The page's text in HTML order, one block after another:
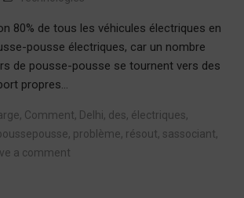
80% de tous les véhicules électriques en
pousse électriques, car un nombre
de pousse-pousse se tournent vers des
propres…
, Comment, Delhi, des, électriques,
, problème, résout, sassociant,
a comment